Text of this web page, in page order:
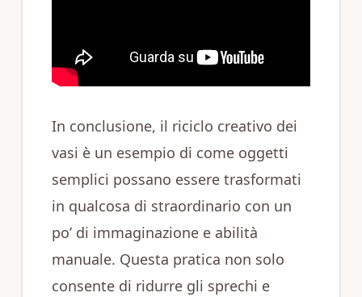
In conclusione, il riciclo creativo dei
vasi è un esempio di come oggetti
semplici possano essere trasformati
in qualcosa di straordinario con un
po’ di immaginazione e abilità
manuale. Questa pratica non solo
consente di ridurre gli sprechi e